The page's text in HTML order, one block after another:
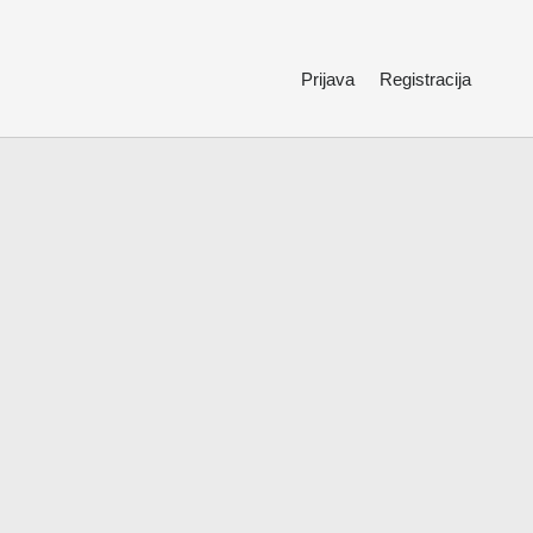
Prijava Registracija